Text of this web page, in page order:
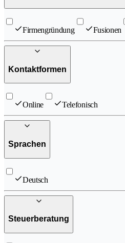
Firmengründung Fusionen
Kontaktformen
Online Telefonisch
Sprachen
Deutsch
Steuerberatung